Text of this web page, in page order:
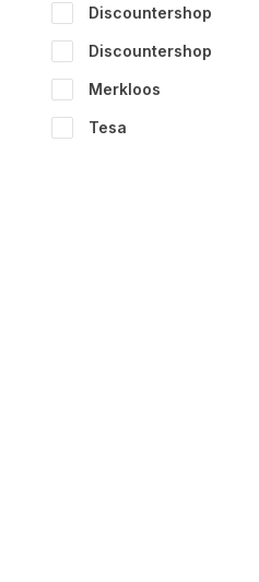
Discountershop
Discountershop
Merkloos
Tesa